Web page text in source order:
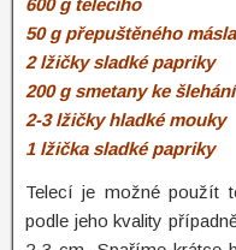
50 g přepuštěného másla
2 lžičky sladké papriky
200 g smetany ke šlehání
2-3 lžičky hladké mouky
1 lžička sladké papriky
Telecí je možné použít
podle jeho kvality